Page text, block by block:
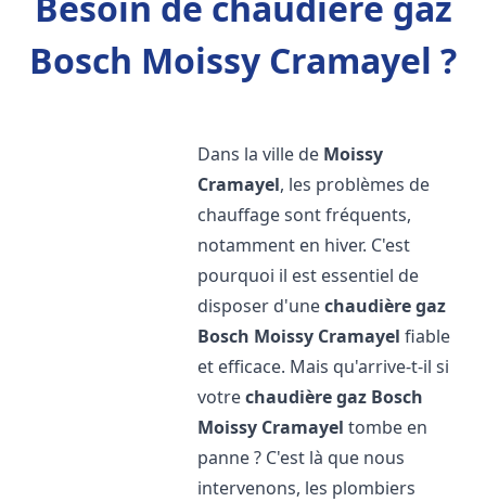
Bosch Moissy Cramayel ?
Dans la ville de Moissy
Cramayel, les problèmes de
chauffage sont fréquents,
notamment en hiver. C'est
pourquoi il est essentiel de
disposer d'unechaudière gaz
Bosch Moissy Cramayel fiable
et efficace. Mais qu'arrive-t-il si
votrechaudière gaz Bosch
Moissy Cramayel tombe en
panne ? C'est là que nous
intervenons, les plombiers